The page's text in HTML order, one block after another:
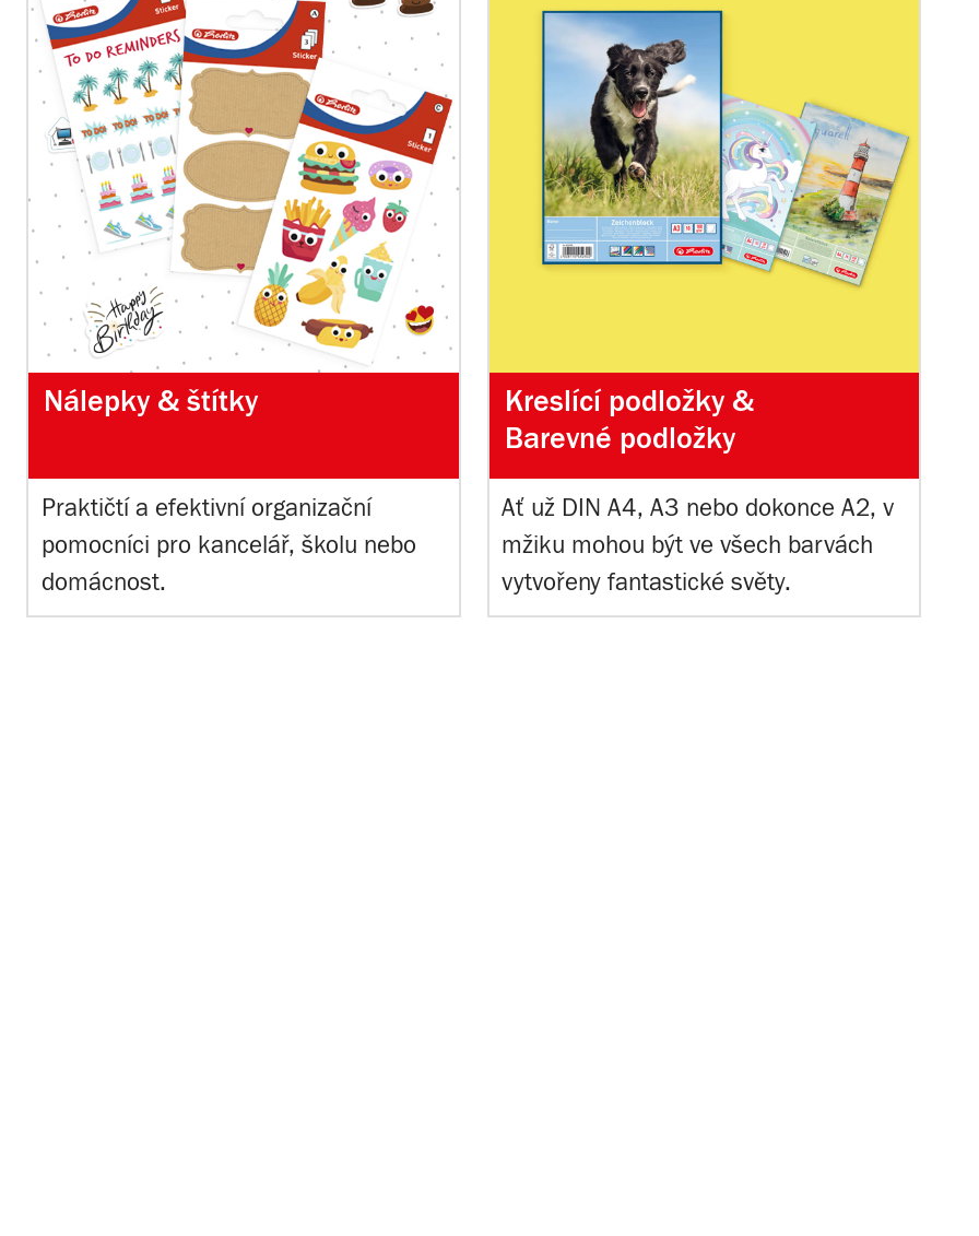
Nálepky & štítky
Praktičtí a efektivní organizační
pomocníci pro kancelář, školu nebo
domácnost.
Kreslící podložky &
Barevné podložky
Ať už DIN A4, A3 nebo dokonce A2, v
mžiku mohou být ve všech barvách
vytvořeny fantastické světy.